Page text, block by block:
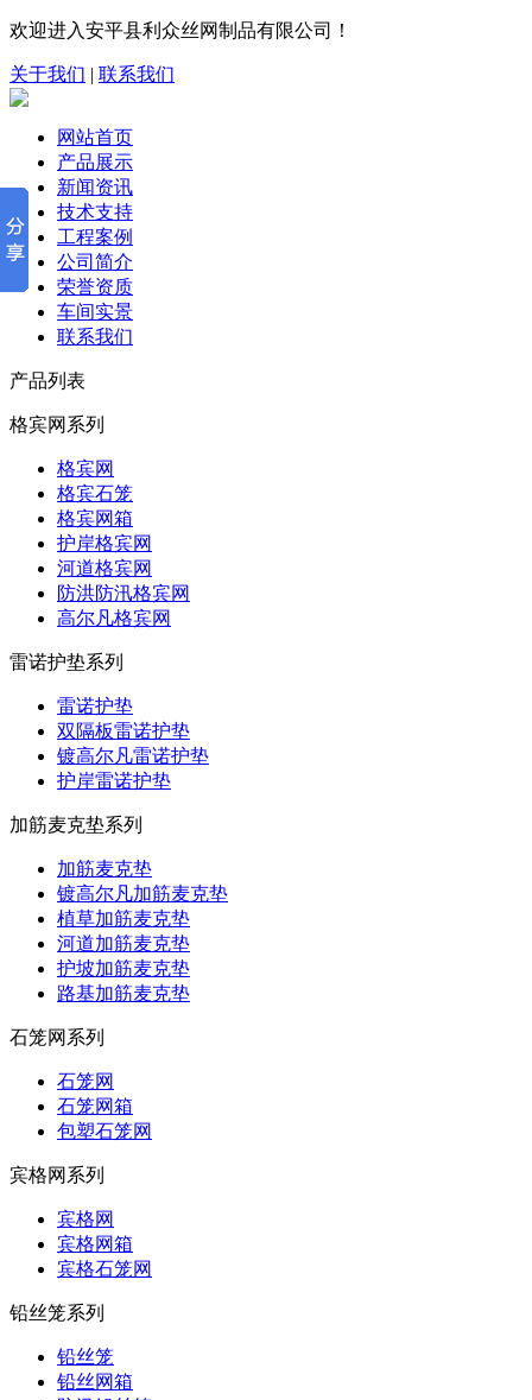
欢迎进入安平县利众丝网制品有限公司！
关于我们 | 联系我们
网站首页
产品展示
新闻资讯
技术支持
工程案例
公司简介
荣誉资质
车间实景
联系我们
产品列表
格宾网系列
格宾网
格宾石笼
格宾网箱
护岸格宾网
河道格宾网
防洪防汛格宾网
高尔凡格宾网
雷诺护垫系列
雷诺护垫
双隔板雷诺护垫
镀高尔凡雷诺护垫
护岸雷诺护垫
加筋麦克垫系列
加筋麦克垫
镀高尔凡加筋麦克垫
植草加筋麦克垫
河道加筋麦克垫
护坡加筋麦克垫
路基加筋麦克垫
石笼网系列
石笼网
石笼网箱
包塑石笼网
宾格网系列
宾格网
宾格网箱
宾格石笼网
铅丝笼系列
铅丝笼
铅丝网箱